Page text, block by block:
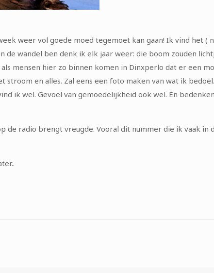
weer vol goede moed tegemoet kan gaan! Ik vind het (
de wandel ben denk ik elk jaar weer: die boom zouden
mensen hier zo binnen komen in Dinxperlo dat er een
en alles. Zal eens een foto maken van wat ik
ik wel. Gevoel van gemoedelijkheid ook wel. En
de radio brengt vreugde. Vooral dit nummer die ik vaak